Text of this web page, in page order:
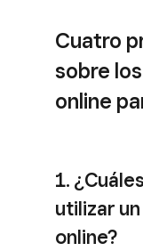
Cuatro
sobre
online
1.
utilizar
online?